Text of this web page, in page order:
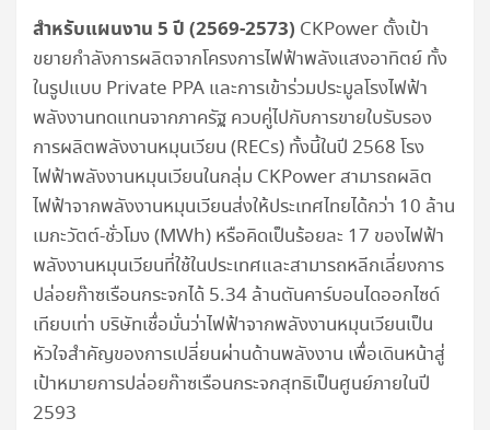
สำหรับแผนงาน 5 ปี (2569-2573) CKPower ตั้งเป้า
ขยายกำลังการผลิตจากโครงการไฟฟ้าพลังแสงอาทิตย์ ทั้ง
ในรูปแบบ Private PPA และการเข้าร่วมประมูลโรงไฟฟ้า
พลังงานทดแทนจากภาครัฐ ควบคู่ไปกับการขายใบรับรอง
การผลิตพลังงานหมุนเวียน (RECs) ทั้งนี้ในปี 2568 โรง
ไฟฟ้าพลังงานหมุนเวียนในกลุ่ม CKPower สามารถผลิต
ไฟฟ้าจากพลังงานหมุนเวียนส่งให้ประเทศไทยได้กว่า 10 ล้าน
เมกะวัตต์-ชั่วโมง (MWh) หรือคิดเป็นร้อยละ 17 ของไฟฟ้า
พลังงานหมุนเวียนที่ใช้ในประเทศและสามารถหลีกเลี่ยงการ
ปล่อยก๊าซเรือนกระจกได้ 5.34 ล้านตันคาร์บอนไดออกไซด์
เทียบเท่า บริษัทเชื่อมั่นว่าไฟฟ้าจากพลังงานหมุนเวียนเป็น
หัวใจสำคัญของการเปลี่ยนผ่านด้านพลังงาน เพื่อเดินหน้าสู่
เป้าหมายการปล่อยก๊าซเรือนกระจกสุทธิเป็นศูนย์ภายในปี
2593